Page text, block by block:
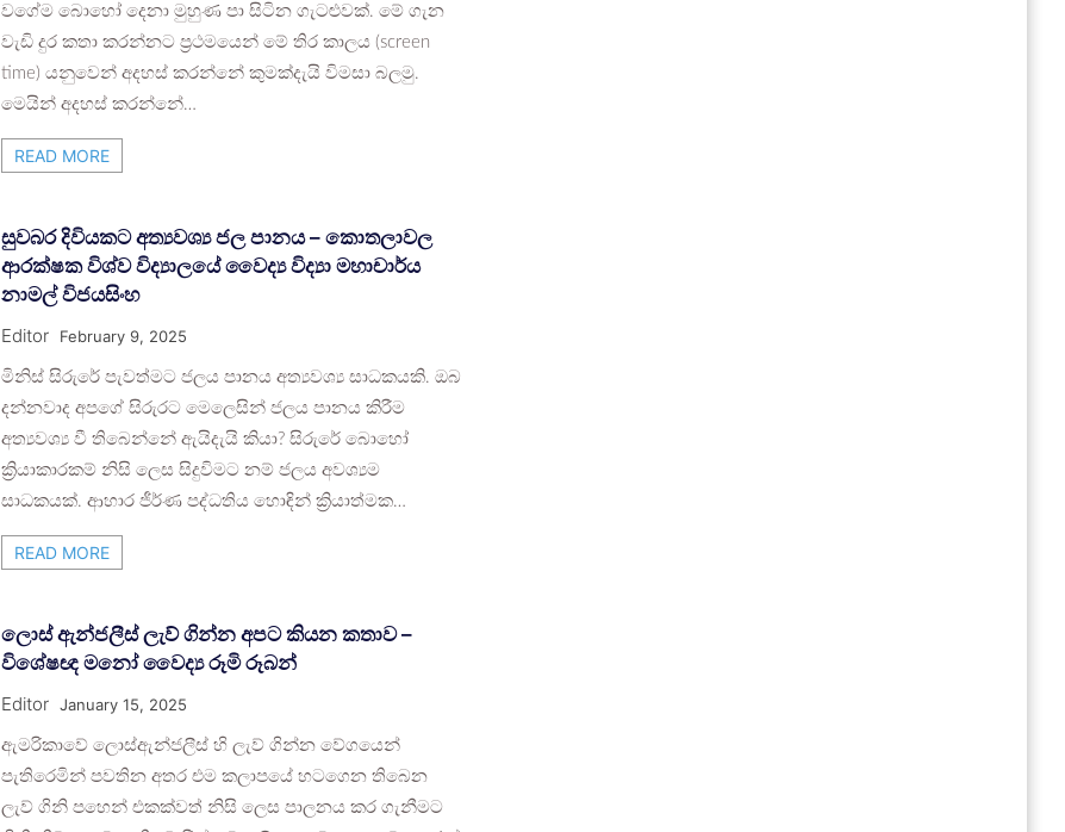
වගේම බොහෝ දෙනා මුහුණ පා සිටින ගැටළුවක්. මේ ගැන
වැඩි දුර කතා කරන්නට ප්‍රථමයෙන් මේ තිර කාලය (screen
time) යනුවෙන් අදහස් කරන්නේ කුමක්දැයි විමසා බලමු.
මෙයින් අදහස් කරන්නේ…
READ MORE
සුවබර දිවියකට අත්‍යවශ්‍ය ජල පානය – කොතලාවල
ආරක්ෂක විශ්ව විද්‍යාලයේ වෛද්‍ය විද්‍යා මහාචාර්ය
නාමල් විජයසිංහ
Editor February 9, 2025
මිනිස් සිරුරේ පැවත්මට ජලය පානය අත්‍යවශ්‍ය සාධකයකි. ඔබ
දන්නවාද අපගේ සිරුරට මෙලෙසින් ජලය පානය කිරීම
අත්‍යවශ්‍ය වී තිබෙන්නේ ඇයිදැයි කියා? සිරුරේ බොහෝ
ක්‍රියාකාරකම් නිසි ලෙස සිදුවිමට නම් ජලය අවශ්‍යම
සාධකයක්. ආහාර ජීර්ණ පද්ධතිය හොඳින් ක්‍රියාත්මක…
READ MORE
ලොස් ඇන්ජලීස් ලැව් ගින්න අපට කියන කතාව –
විශේෂඥ මනෝ වෛද්‍ය රූමි රූබන්
Editor January 15, 2025
ඇමරිකාවේ ලොස්ඇන්ජලීස් හි ලැව් ගින්න වේගයෙන්
පැතිරෙමින් පවතින අතර එම කලාපයේ හටගෙන තිබෙන
ලැව් ගිනි පහෙන් එකක්වත් නිසි ලෙස පාලනය කර ගැනීමට